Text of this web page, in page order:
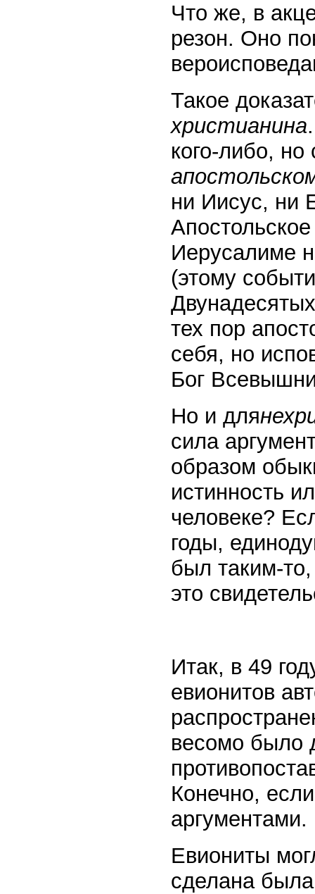
Что же, в
резон. Оно
Такое
христианина
кого-либо, но
ни Иисус, ни
Иерусалиме
(этому
тех пор
себя, но
Бог
Но и для
сила
образом
истинность
человеке?
годы,
был таким-
это
Итак, в 49
евионитов
весомо было
Конечно,
аргументами.
Евиониты
сделана